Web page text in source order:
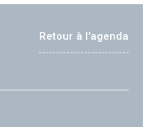
Retour à l'agenda